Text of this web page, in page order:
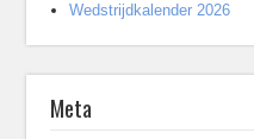
Wedstrijdkalender 2026
Meta